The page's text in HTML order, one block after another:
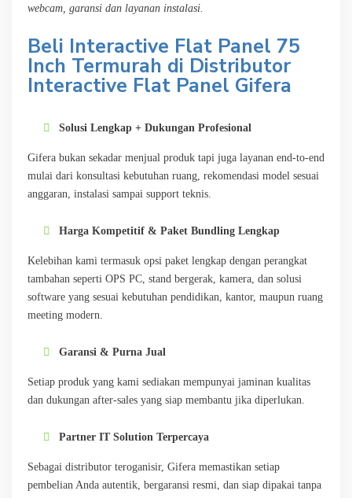
webcam, garansi dan layanan instalasi.
Beli Interactive Flat Panel 75
Inch Termurah di Distributor
Interactive Flat Panel Gifera
Solusi Lengkap + Dukungan Profesional
Gifera bukan sekadar menjual produk tapi juga layanan end-to-end
mulai dari konsultasi kebutuhan ruang, rekomendasi model sesuai
anggaran, instalasi sampai support teknis.
Harga Kompetitif & Paket Bundling Lengkap
Kelebihan kami termasuk opsi paket lengkap dengan perangkat
tambahan seperti OPS PC, stand bergerak, kamera, dan solusi
software yang sesuai kebutuhan pendidikan, kantor, maupun ruang
meeting modern.
Garansi & Purna Jual
Setiap produk yang kami sediakan mempunyai jaminan kualitas
dan dukungan after-sales yang siap membantu jika diperlukan.
Partner IT Solution Terpercaya
Sebagai distributor teroganisir, Gifera memastikan setiap
pembelian Anda autentik, bergaransi resmi, dan siap dipakai tanpa